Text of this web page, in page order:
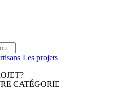
Les projets
CATÉGORIE